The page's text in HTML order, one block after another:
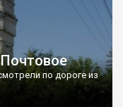
по дороге из